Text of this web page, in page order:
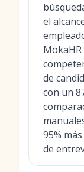
el
de
con un
95%
de